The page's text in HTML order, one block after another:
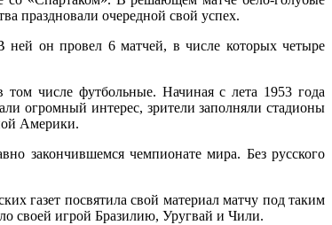
праздновали очередной свой успех.
он провел 6 матчей, в числе которых четыре
числе футбольные. Начиная с лета 1953 года
огромный интерес, зрители заполняли стадионы
Америки.
закончившемся чемпионате мира. Без русского
газет посвятила свой материал матчу под таким
своей игрой Бразилию, Уругвай и Чили.